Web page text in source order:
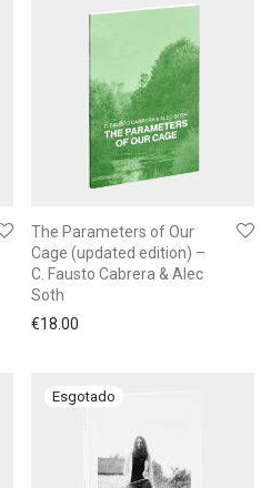
The Parameters of Our
Cage (updated edition) –
C. Fausto Cabrera & Alec
Soth
€18.00